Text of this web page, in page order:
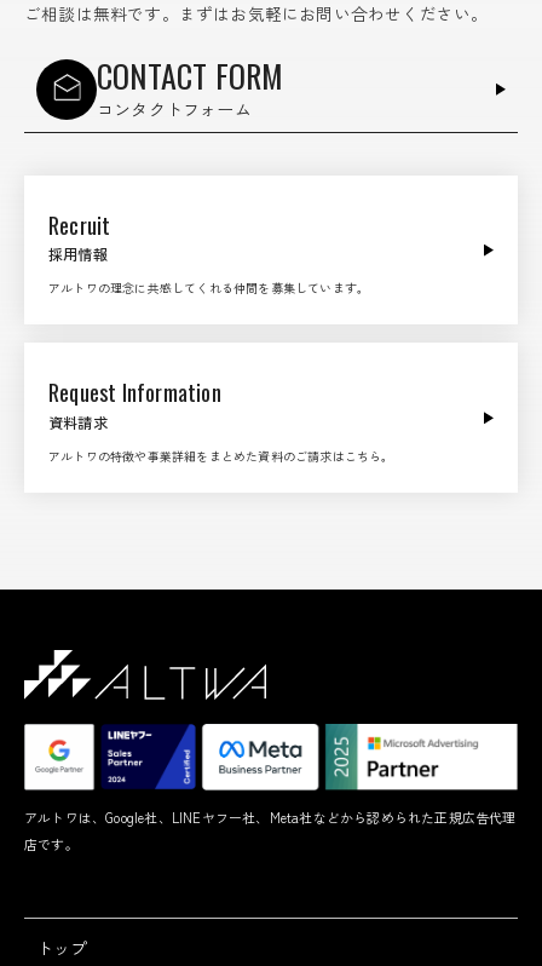
ご相談は無料です。まずはお気軽にお問い合わせください。
CONTACT FORM
コンタクトフォーム
Recruit
採用情報
アルトワの理念に共感してくれる仲間を募集しています。
Request Information
資料請求
アルトワの特徴や事業詳細をまとめた資料のご請求はこちら。
アルトワは、Google社、LINEヤフー社、Meta社などから認められた正規広告代理
店です。
トップ